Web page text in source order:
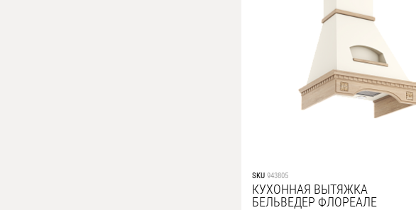
SKU 943805
КУХОННАЯ ВЫТЯЖКА
БЕЛЬВЕДЕР ФЛОРЕАЛЕ